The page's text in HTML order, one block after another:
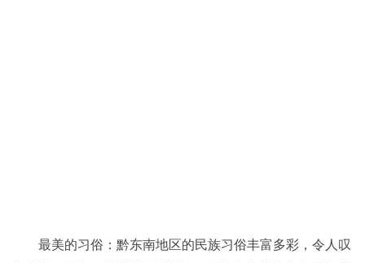
最美的习俗：黔东南地区的民族习俗丰富多彩，令人叹